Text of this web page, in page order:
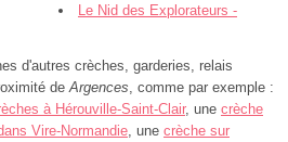
Le Nid des Explorateurs -
d'autres crèches, garderies, relais
de Argences , comme par exemple :
à Hérouville-Saint-Clair, une crèche
Vire-Normandie , une crèche sur